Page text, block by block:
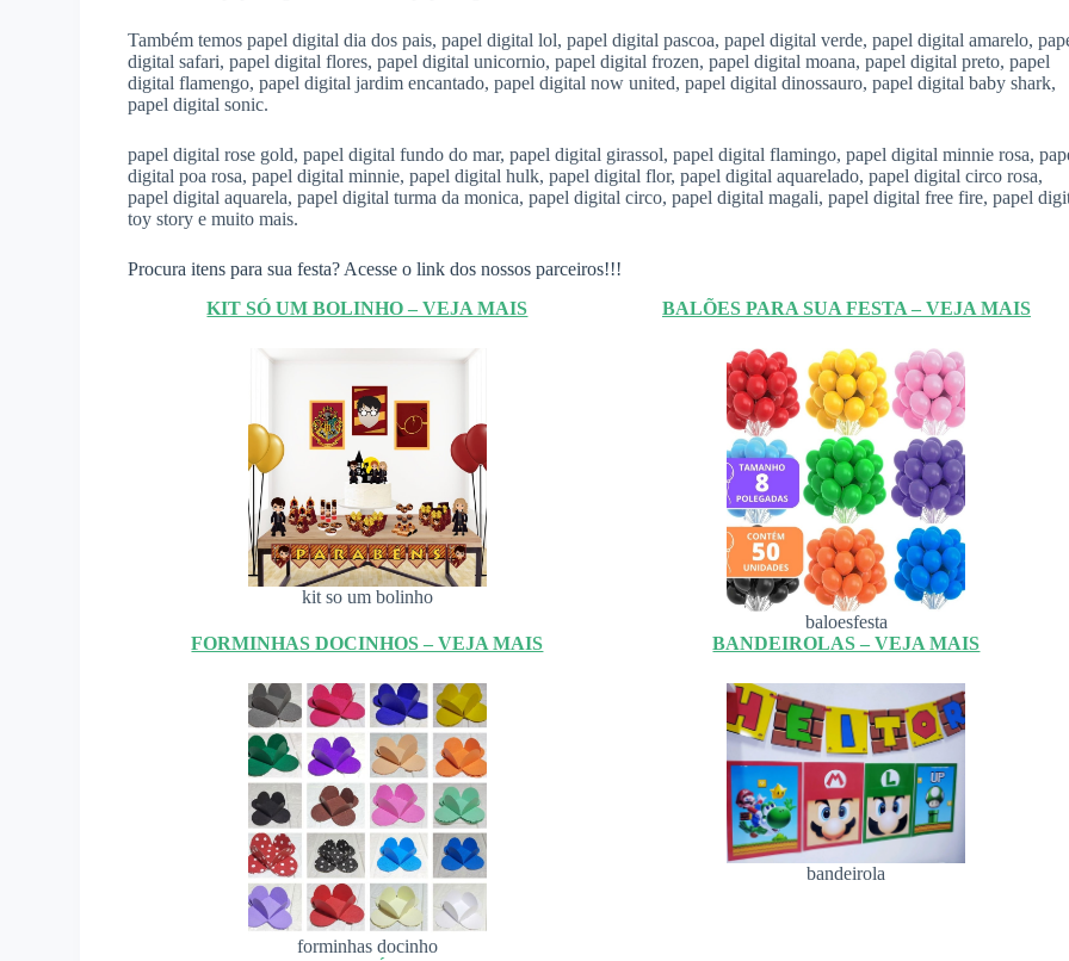
Também temos papel digital dia dos pais, papel digital lol, papel digital pascoa, papel digital verde, papel digital amarelo,
digital safari, papel digital flores, papel digital unicornio, papel digital frozen, papel digital moana, papel digital preto, papel
digital flamengo, papel digital jardim encantado, papel digital now united, papel digital dinossauro, papel digital baby shark,
papel digital sonic.
papel digital rose gold, papel digital fundo do mar, papel digital girassol, papel digital flamingo, papel digital minnie rosa,
digital poa rosa, papel digital minnie, papel digital hulk, papel digital flor, papel digital aquarelado, papel digital circo rosa,
papel digital aquarela, papel digital turma da monica, papel digital circo, papel digital magali, papel digital free fire, papel
toy story e muito mais.
Procura itens para sua festa? Acesse o link dos nossos parceiros!!!
KIT SÓ UM BOLINHO – VEJA MAIS
kit so um bolinho
BALÕES PARA SUA FESTA – VEJA MAIS
baloesfesta
FORMINHAS DOCINHOS – VEJA MAIS
forminhas docinho
BANDEIROLAS – VEJA MAIS
bandeirola